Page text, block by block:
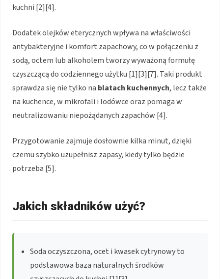
kuchni [2][4].
Dodatek olejków eterycznych wpływa na właściwości
antybakteryjne i komfort zapachowy, co w połączeniu z
sodą, octem lub alkoholem tworzy wyważoną formułę
czyszczącą do codziennego użytku [1][3][7]. Taki produkt
sprawdza się nie tylko na blatach kuchennych, lecz także
na kuchence, w mikrofali i lodówce oraz pomaga w
neutralizowaniu niepożądanych zapachów [4].
Przygotowanie zajmuje dosłownie kilka minut, dzięki
czemu szybko uzupełnisz zapasy, kiedy tylko będzie
potrzeba [5].
Jakich składników użyć?
Soda oczyszczona, ocet i kwasek cytrynowy to
podstawowa baza naturalnych środków